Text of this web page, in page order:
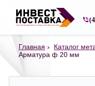
Главная Каталог
Арматура ф 20 мм